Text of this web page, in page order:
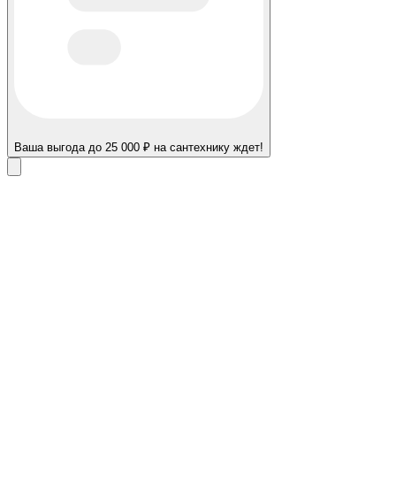
Ваша выгода до 25 000 ₽ на сантехнику ждет!